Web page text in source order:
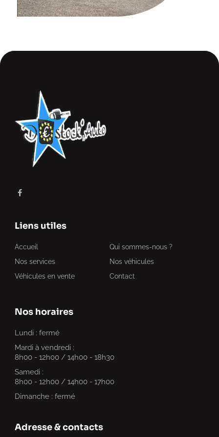
Liens utiles
Accueil
Qui sommes-nous ?
Nos services
Nos véhicules
Véhicules en vente
Contact
Nos horaires
Lundi : fermé
Mardi à vendredi :
8h00 - 12h00 / 14h00 - 18h30
Samedi :
8h00 - 12h00 / 14h00 - 17h00
Dimanche : fermé
Adresse & contacts